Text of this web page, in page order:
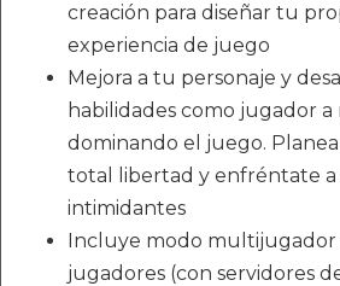
creación para diseñar tu
experiencia de juego
Mejora a tu personaje y
habilidades como jugador a
dominando el juego.
total libertad y enfréntate a
intimidantes
Incluye modo multijugador
jugadores (con servidores